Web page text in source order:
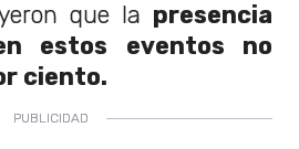
que la presencia
estos eventos no
ciento.